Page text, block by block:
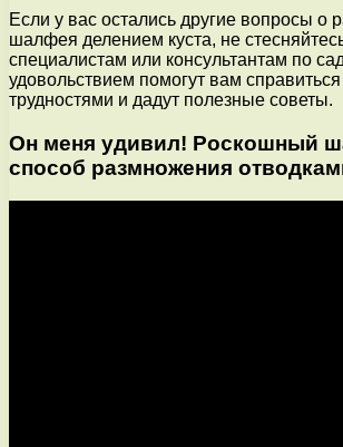
Если у вас остались другие вопросы о
шалфея делением куста, не
специалистам или консультантам по
удовольствием помогут вам
трудностями и дадут полезные советы.
Он меня удивил! Роскошный
способ размножения